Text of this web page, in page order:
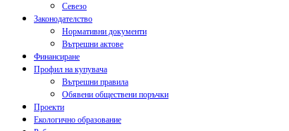
Севезо
Законодателство
Нормативни документи
Вътрешни актове
Финансиране
Профил на купувача
Вътрешни правила
Обявени обществени поръчки
Проекти
Екологично образование